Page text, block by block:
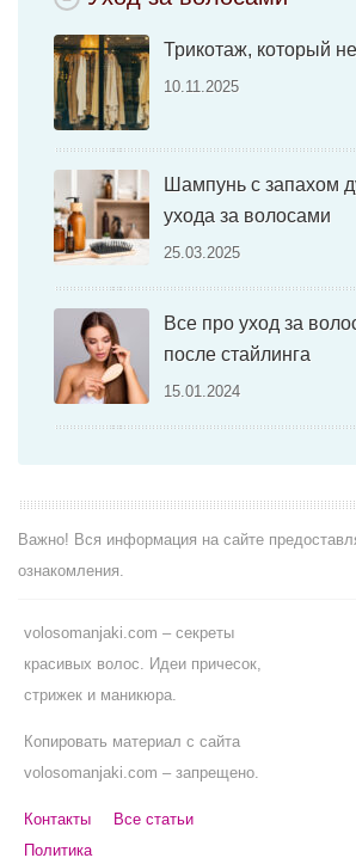
Трикотаж, который
10.11.2025
Шампунь с запахом
ухода за волосами
25.03.2025
Все про уход за
после стайлинга
15.01.2024
Важно! Вся информация на сайте
ознакомления.
volosomanjaki.com – секреты
красивых волос. Идеи причесок,
стрижек и маникюра.
Копировать материал с сайта
volosomanjaki.com – запрещено.
Контакты
Все статьи
Политика